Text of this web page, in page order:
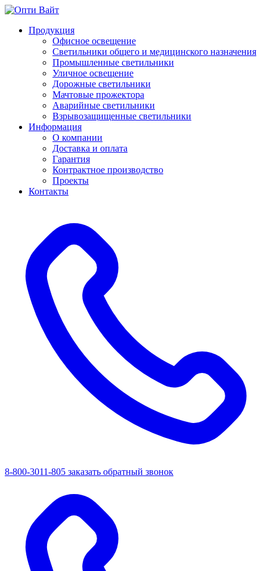
Продукция
Офисное освещение
Светильники общего и медицинского назначения
Промышленные светильники
Уличное освещение
Дорожные светильники
Мачтовые прожектора
Аварийные светильники
Взрывозащищенные светильники
Информация
О компании
Доставка и оплата
Гарантия
Контрактное производство
Проекты
Контакты
8-800-3011-805 заказать обратный звонок